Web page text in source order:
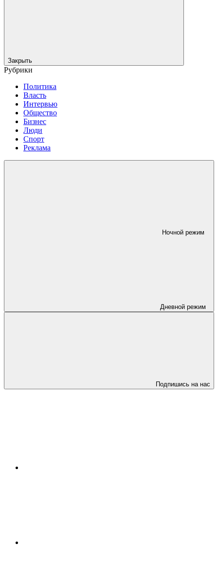
Закрыть
Рубрики
Политика
Власть
Интервью
Общество
Бизнес
Люди
Спорт
Реклама
Ночной режим
Дневной режим
Подпишись на нас